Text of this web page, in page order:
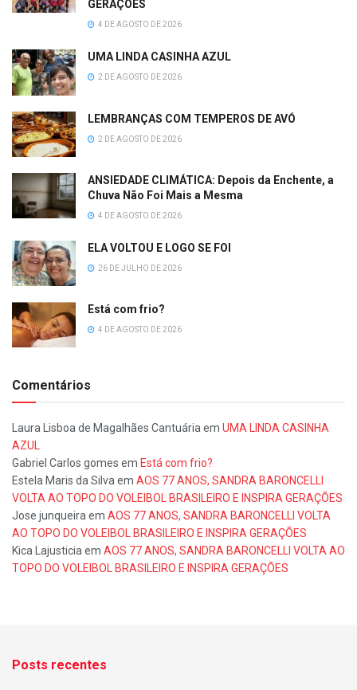
GERAÇÕES
4 DE AGOSTO DE 2026
UMA LINDA CASINHA AZUL
2 DE AGOSTO DE 2026
LEMBRANÇAS COM TEMPEROS DE AVÓ
2 DE AGOSTO DE 2026
ANSIEDADE CLIMÁTICA: Depois da Enchente, a
Chuva Não Foi Mais a Mesma
4 DE AGOSTO DE 2026
ELA VOLTOU E LOGO SE FOI
26 DE JULHO DE 2026
Está com frio?
4 DE AGOSTO DE 2026
Comentários
Laura Lisboa de Magalhães Cantuáriaem UMA LINDA CASINHA
AZUL
Gabriel Carlos gomes em Está com frio?
Estela Maris da Silvaem AOS 77 ANOS, SANDRA BARONCELLI
VOLTA AO TOPO DO VOLEIBOL BRASILEIRO E INSPIRA GERAÇÕES
Jose junqueiraem AOS 77 ANOS, SANDRA BARONCELLI VOLTA
AO TOPO DO VOLEIBOL BRASILEIRO E INSPIRA GERAÇÕES
Kica Lajusticiaem AOS 77 ANOS, SANDRA BARONCELLI VOLTA AO
TOPO DO VOLEIBOL BRASILEIRO E INSPIRA GERAÇÕES
Posts recentes